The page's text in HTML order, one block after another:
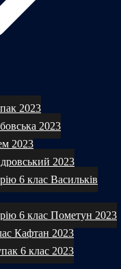
2023
2023
2023
2023
6 клас Васильків
6 клас Пометун 2023
Кафтан 2023
6 клас 2023